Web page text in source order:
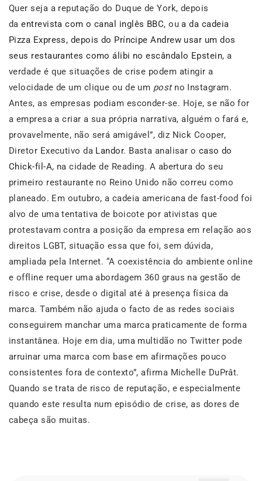
Quer seja a reputação do Duque de York, depois
daentrevista com o canal inglês BBC, oua da cadeia
Pizza Express, depois do Príncipe Andrew usar um dos
seus restaurantes como álibi no escândalo Epstein, a
verdade é que situações de crise podem atingir a
velocidade de um clique ou de um postno Instagram.
Antes, as empresas podiam esconder-se. Hoje, se não for
a empresa a criar a sua própria narrativa, alguém o fará e,
provavelmente, não será amigável”, diz Nick Cooper,
Diretor Executivo da Landor. Basta analisar o caso do
Chick-fil-A, na cidade de Reading. A abertura do seu
primeiro restaurante no Reino Unido não correu como
planeado. Em outubro, a cadeia americana de fast-food foi
alvo de uma tentativa de boicote por ativistas que
protestavam contra a posição da empresa em relação aos
direitos LGBT, situação essa que foi, sem dúvida,
ampliada pela Internet. “A coexistência do ambiente online
e offline requer uma abordagem 360 graus na gestão de
risco e crise, desde o digital até à presença física da
marca. Também não ajuda o facto de as redes sociais
conseguirem manchar uma marca praticamente de forma
instantânea. Hoje em dia, uma multidão no Twitter pode
arruinar uma marca com base em afirmações pouco
consistentes fora de contexto”, afirma Michelle DuPrât.
Quando se trata de risco de reputação, e especialmente
quando este resulta num episódio de crise, as dores de
cabeça são muitas.